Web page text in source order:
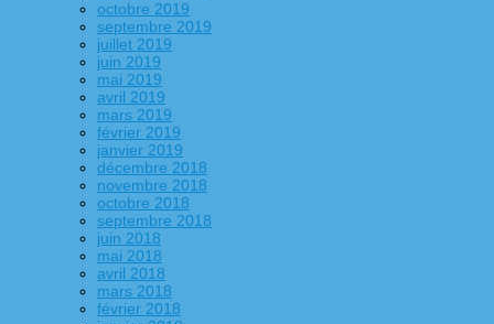
octobre 2019
septembre 2019
juillet 2019
juin 2019
mai 2019
avril 2019
mars 2019
février 2019
janvier 2019
décembre 2018
novembre 2018
octobre 2018
septembre 2018
juin 2018
mai 2018
avril 2018
mars 2018
février 2018